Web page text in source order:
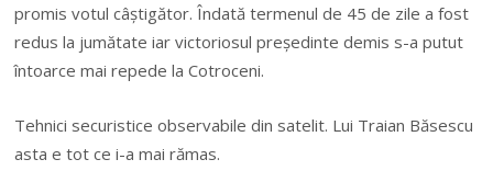
promis votul câștigător. Îndată termenul de 45 de zile a fost
redus la jumătate iar victoriosul președinte demis s-a putut
întoarce mai repede la Cotroceni.
Tehnici securistice observabile din satelit. Lui Traian Băsescu
asta e tot ce i-a mai rămas.